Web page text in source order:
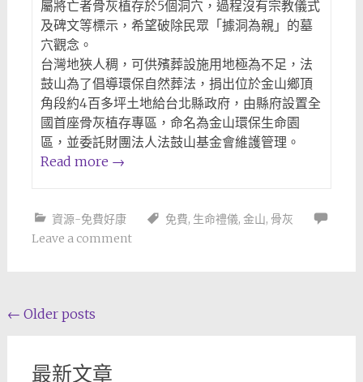
屬將亡者骨灰植存於5個洞穴，過程沒有宗教儀式
及碑文等標示，希望破除民眾「據洞為親」的墓
穴觀念。
台灣地狹人稠，可供殯葬設施用地極為不足，法
鼓山為了倡導環保自然葬法，捐出位於金山鄉頂
角段約4百多坪土地給台北縣政府，由縣府設置全
國首座骨灰植存專區，命名為金山環保生命園
區，並委託財團法人法鼓山基金會維護管理。
Read more →
資源-免費好康 免費, 生命禮儀, 金山, 骨灰
Leave a comment
Posts
← Older posts
最新文章